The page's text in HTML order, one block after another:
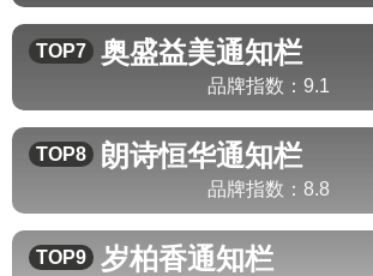
TOP7 奥盛益美通知栏
品牌指数： 9.1
TOP8 朗诗恒华通知栏
品牌指数： 8.8
TOP9 岁柏香通知栏